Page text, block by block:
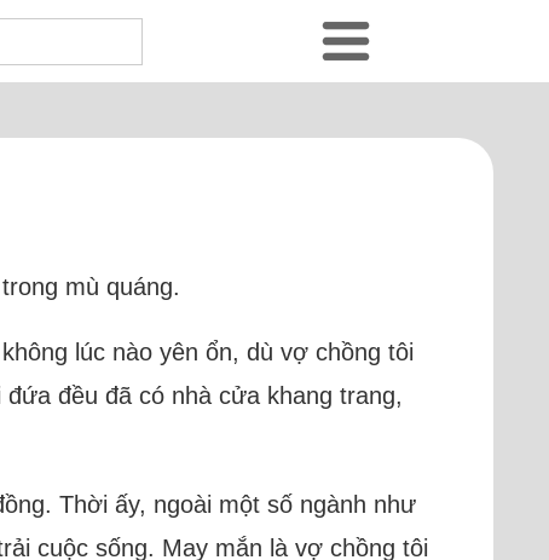
mù quáng.
lúc nào yên ổn, dù vợ chồng tôi
đều đã có nhà cửa khang trang,
Thời ấy, ngoài một số ngành như
cuộc sống. May mắn là vợ chồng tôi